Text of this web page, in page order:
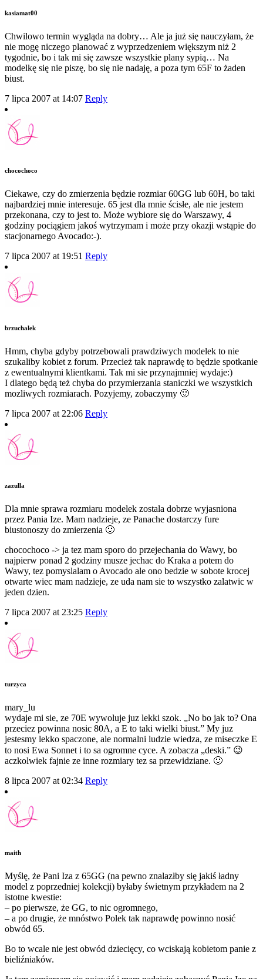
kasiamat00
Chwilowo termin wygląda na dobry… Ale ja już się nauczyłam, że
nie mogę niczego planować z wyprzedzeniem większym niż 2
tygodnie, bo i tak mi się zawsze wszystkie plany sypią… Na
modelkę się nie piszę, bo się nie nadaję, a poza tym 65F to żaden
biust.
7 lipca 2007 at 14:07 Reply
chocochoco
Ciekawe, czy do zmierzenia będzie rozmiar 60GG lub 60H, bo taki
najbardziej mnie interesuje. 65 jest dla mnie ścisłe, ale nie jestem
przekonana, czy to jest to. Może wybiore się do Warszawy, 4
godziny pociągiem jakoś wytrzymam i może przy okazji wstąpie do
stacjonarnego Avocado:-).
7 lipca 2007 at 19:51 Reply
brzuchalek
Hmm, chyba gdyby potrzebowali prawdziwych modelek to nie
szukaliby kobiet z forum. Przecież tak naprawdę to będzie spotkanie
z ewentualnymi klientkami. Tak mi sie przynajmniej wydaje:)
I dlatego będą też chyba do przymierzania staniczki we wszystkich
mozliwych rozmiarach. Pozyjemy, zobaczymy 🙂
7 lipca 2007 at 22:06 Reply
zazulla
Dla mnie sprawa rozmiaru modelek zostala dobrze wyjasniona
przez Pania Ize. Mam nadzieje, ze Panache dostarczy fure
biustonoszy do zmierzenia 🙂
chocochoco -> ja tez mam sporo do przejechania do Wawy, bo
najpierw ponad 2 godziny musze jechac do Kraka a potem do
Wawy, tez pomyslalam o Avocado ale ono bedzie w sobote krocej
otwarte wiec mam nadzieje, ze uda nam sie to wszystko zalatwic w
jeden dzien.
7 lipca 2007 at 23:25 Reply
turzyca
mary_lu
wydaje mi sie, ze 70E wywoluje juz lekki szok. „No bo jak to? Ona
przeciez powinna nosic 80A, a E to taki wielki biust.” My juz
jestesmy lekko spaczone, ale normalni ludzie wiedza, ze miseczke E
to nosi Ewa Sonnet i to sa ogromne cyce. A zobacza „deski.” 😉
aczkolwiek fajnie ze inne rozmiary tez sa przewidziane. 🙂
8 lipca 2007 at 02:34 Reply
maith
Myślę, że Pani Iza z 65GG (na pewno znalazłby się jakiś ładny
model z poprzedniej kolekcji) byłaby świetnym przykładem na 2
istotne kwestie:
– po pierwsze, że GG, to nic ogromnego,
– a po drugie, że mnóstwo Polek tak naprawdę powinno nosić
obwód 65.
Bo to wcale nie jest obwód dziecięcy, co wciskają kobietom panie z
bieliźniaków.